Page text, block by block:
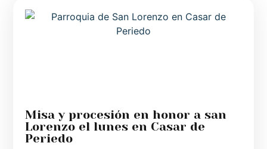
Misa y procesión en honor a san
Lorenzo el lunes en Casar de
Periedo